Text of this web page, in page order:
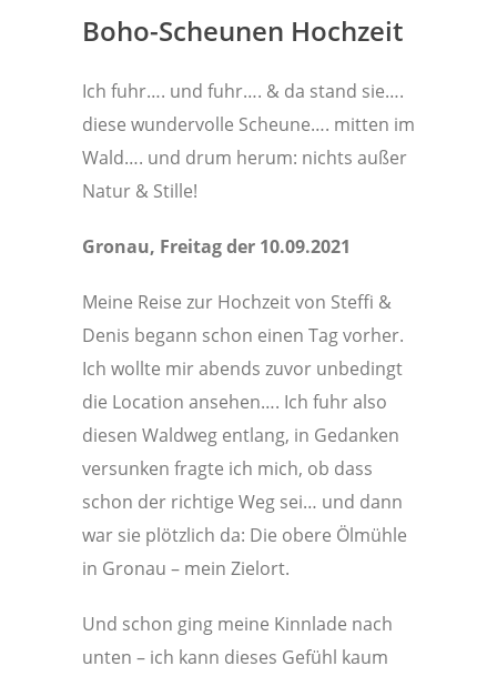
Boho-Scheunen Hochzeit
Ich fuhr…. und fuhr…. & da stand sie….
diese wundervolle Scheune…. mitten im
Wald…. und drum herum: nichts außer
Natur & Stille!
Gronau, Freitag der 10.09.2021
Meine Reise zur Hochzeit von Steffi &
Denis begann schon einen Tag vorher.
Ich wollte mir abends zuvor unbedingt
die Location ansehen…. Ich fuhr also
diesen Waldweg entlang, in Gedanken
versunken fragte ich mich, ob dass
schon der richtige Weg sei… und dann
war sie plötzlich da: Die obere Ölmühle
in Gronau – mein Zielort.
Und schon ging meine Kinnlade nach
unten – ich kann dieses Gefühl kaum